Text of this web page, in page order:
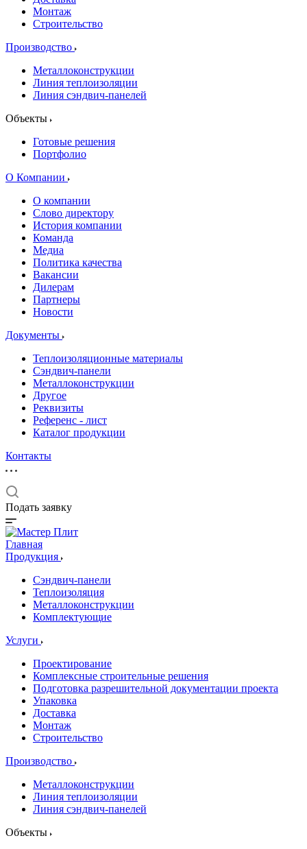
Монтаж
Строительство
Производство
Металлоконструкции
Линия теплоизоляции
Линия сэндвич-панелей
Объекты
Готовые решения
Портфолио
О Компании
О компании
Слово директору
История компании
Команда
Медиа
Политика качества
Вакансии
Дилерам
Партнеры
Новости
Документы
Теплоизоляционные материалы
Сэндвич-панели
Металлоконструкции
Другое
Реквизиты
Референс - лист
Каталог продукции
Контакты
Подать заявку
Главная
Продукция
Сэндвич-панели
Теплоизоляция
Металлоконструкции
Комплектующие
Услуги
Проектирование
Комплексные строительные решения
Подготовка разрешительной документации проекта
Упаковка
Доставка
Монтаж
Строительство
Производство
Металлоконструкции
Линия теплоизоляции
Линия сэндвич-панелей
Объекты